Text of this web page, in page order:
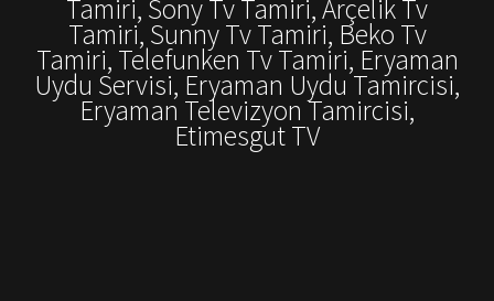
Tamiri, Sony Tv Tamiri, Arçelik Tv
Tamiri, Sunny Tv Tamiri, Beko Tv
Tamiri, Telefunken Tv Tamiri, Eryaman
Uydu Servisi, Eryaman Uydu Tamircisi,
Eryaman Televizyon Tamircisi,
Etimesgut TV